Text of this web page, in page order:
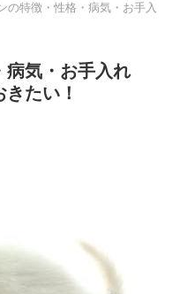
の特徴・性格・病気・お手入
病気・お手入れ
たい！